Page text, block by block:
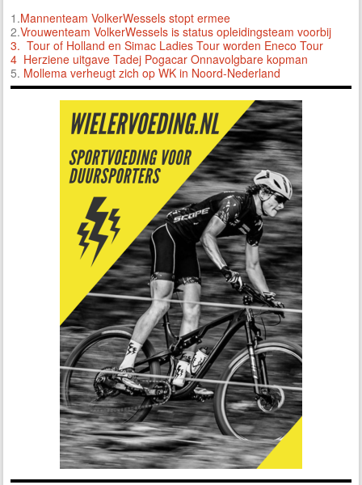
1.Mannenteam VolkerWessels stopt ermee
2.Vrouwenteam VolkerWessels is status opleidingsteam voorbij
3. Tour of Holland en Simac Ladies Tour worden Eneco Tour
4 Herziene uitgave Tadej Pogacar Onnavolgbare kopman
5. Mollema verheugt zich op WK in Noord-Nederland